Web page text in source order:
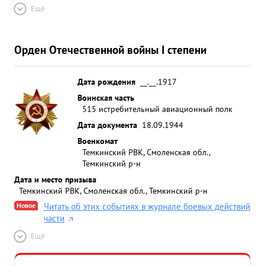
Ещё
Орден Отечественной войны I степени
Дата рождения
__.__.1917
Воинская часть
515 истребительный авиационный полк
Дата документа 18.09.1944
Военкомат
Темкинский РВК, Смоленская обл.,
Темкинский р-н
Дата и место призыва
Темкинский РВК, Смоленская обл., Темкинский р-н
Новое
Читать об этих событиях в журнале боевых действий
части
Ещё